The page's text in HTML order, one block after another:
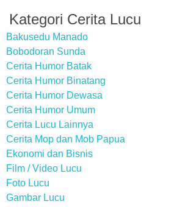
Kategori Cerita Lucu
Bakusedu Manado
Bobodoran Sunda
Cerita Humor Batak
Cerita Humor Binatang
Cerita Humor Dewasa
Cerita Humor Umum
Cerita Lucu Lainnya
Cerita Mop dan Mob Papua
Ekonomi dan Bisnis
Film / Video Lucu
Foto Lucu
Gambar Lucu